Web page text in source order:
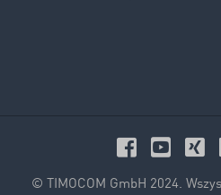
© TIMOCOM GmbH 2024.